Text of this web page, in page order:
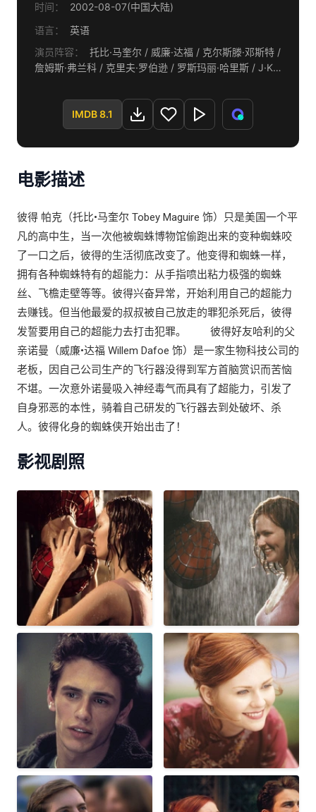
时间：
2002-08-07(中国大陆)
语言：
英语
演员阵容：
托比·马奎尔 / 威廉·达福 / 克尔斯滕·邓斯特 /
詹姆斯·弗兰科 / 克里夫·罗伯逊 / 罗斯玛丽·哈里斯 / J·K·
鲁斯·坎贝尔IMDB 8.1
电影描述
彼得 帕克（托比•马奎尔 Tobey Maguire 饰）只是美国一个平
凡的高中生，当一次他被蜘蛛博物馆偷跑出来的变种蜘蛛咬
了一口之后，彼得的生活彻底改变了。他变得和蜘蛛一样，
拥有各种蜘蛛特有的超能力：从手指喷出粘力极强的蜘蛛
丝、飞檐走壁等等。彼得兴奋异常，开始利用自己的超能力
去赚钱。但当他最爱的叔叔被自己放走的罪犯杀死后，彼得
发誓要用自己的超能力去打击犯罪。 彼得好友哈利的父
亲诺曼（威廉•达福 Willem Dafoe 饰）是一家生物科技公司的
老板，因自己公司生产的飞行器没得到军方首脑赏识而苦恼
不堪。一次意外诺曼吸入神经毒气而具有了超能力，引发了
自身邪恶的本性，骑着自己研发的飞行器去到处破坏、杀
人。彼得化身的蜘蛛侠开始出击了！
影视剧照